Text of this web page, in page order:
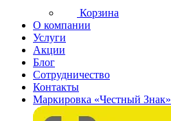
Корзина
О компании
Услуги
Акции
Блог
Сотрудничество
Контакты
Маркировка «Честный Знак»